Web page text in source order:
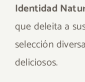
Identidad
que deleita a
selección
deliciosos.